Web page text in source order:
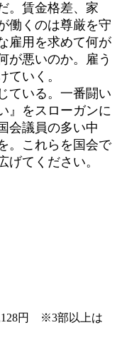
。賃金格差、家
働くのは尊厳を守
雇用を求めて何が
が悪いのか。雇う
ていく。
ている。一番闘い
』をスローガンに
会議員の多い中
。これらを国会で
てください。
円 ※3部以上は